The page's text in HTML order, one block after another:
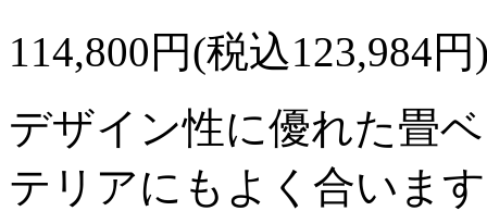
114,800円(税込123,984円
デザイン性に優れた畳
テリアにもよく合いま